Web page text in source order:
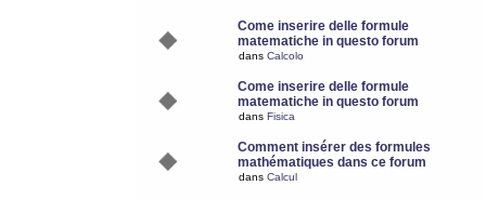
Come inserire delle formule
matematiche in questo forum
dans Calcolo
Come inserire delle formule
matematiche in questo forum
dans Fisica
Comment insérer des formules
mathématiques dans ce forum
dans Calcul